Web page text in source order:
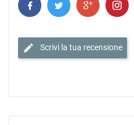
edit Scrivi la tua recensione